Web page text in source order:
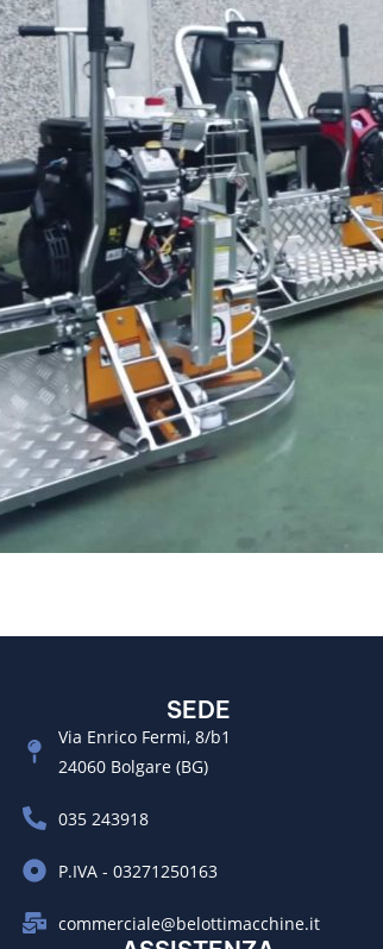
SEDE
Via Enrico Fermi, 8/b1
24060 Bolgare (BG)
035 243918
P.IVA - 03271250163
commerciale@belottimacchine.it